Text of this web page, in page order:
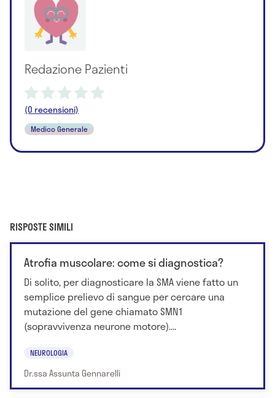
Redazione Pazienti
(0 recensioni)
Medico Generale
RISPOSTE SIMILI
Atrofia muscolare: come si diagnostica?
Di solito, per diagnosticare la SMA viene fatto un
semplice prelievo di sangue per cercare una
mutazione del gene chiamato SMN1
(sopravvivenza neurone motore)....
NEUROLOGIA
Dr.ssa Assunta Gennarelli